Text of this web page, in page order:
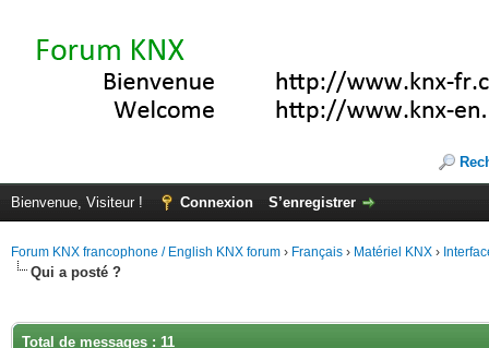
Bienvenue, Visiteur ! Connexion S’enregistrer
Forum KNX francophone / English KNX forum › Français › Matériel KNX ›
Qui a posté ?
Total de messages : 11